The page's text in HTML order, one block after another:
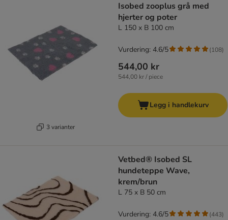
3 varianter
Isobed zooplus grå med
hjerter og poter
L 150 x B 100 cm
544,00 kr
544,00 kr / piece
Vurdering: 4.6/5 (108)
Legg i handlekurv
Vetbed® Isobed SL
hundeteppe Wave,
krem/brun
L 75 x B 50 cm
Vurdering: 4.6/5 (443)